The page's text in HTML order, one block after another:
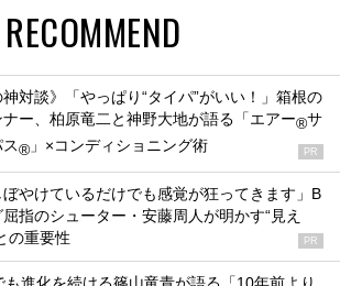
RECOMMEND
神対談》「やっぱり“タイパ”がいい！」箱根の
ー、柏原竜二と神野大地が語る「エアー®サ
® 」×コンディショニング術 PR
ぼやけているだけでも感覚が狂ってきます」B
屈指のシューター・安藤周人が明かす“見え
の重要性
PR